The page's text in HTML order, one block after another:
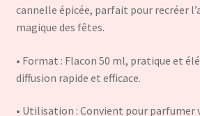
cannelle épicée, parfait pour recréer
magique des fêtes.
• Format : Flacon 50 ml, pratique et
diffusion rapide et efficace.
• Utilisation : Convient pour parfumer